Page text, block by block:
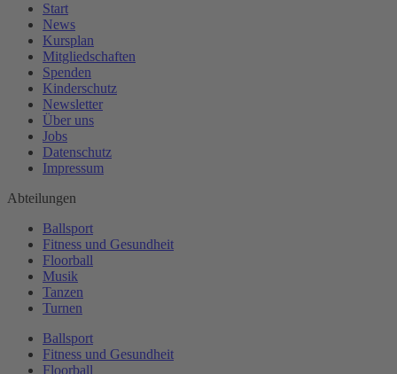
Start
News
Kursplan
Mitgliedschaften
Spenden
Kinderschutz
Newsletter
Über uns
Jobs
Datenschutz
Impressum
Abteilungen
Ballsport
Fitness und Gesundheit
Floorball
Musik
Tanzen
Turnen
Ballsport
Fitness und Gesundheit
Floorball